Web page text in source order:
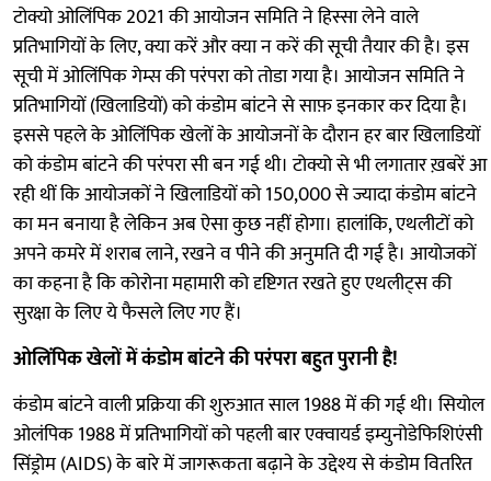
टोक्यो ओलिंपिक 2021 की आयोजन समिति ने हिस्सा लेने वाले
प्रतिभागियों के लिए, क्या करें और क्या न करें की सूची तैयार की है। इस
सूची में ओलिंपिक गेम्स की परंपरा को तोडा गया है। आयोजन समिति ने
प्रतिभागियों (खिलाडियों) को कंडोम बांटने से साफ़ इनकार कर दिया है।
इससे पहले के ओलिंपिक खेलों के आयोजनों के दौरान हर बार खिलाडियों
को कंडोम बांटने की परंपरा सी बन गई थी। टोक्यो से भी लगातार ख़बरें आ
रही थीं कि आयोजकों ने खिलाडियों को 150,000 से ज्यादा कंडोम बांटने
का मन बनाया है लेकिन अब ऐसा कुछ नहीं होगा। हालांकि, एथलीटों को
अपने कमरे में शराब लाने, रखने व पीने की अनुमति दी गई है। आयोजकों
का कहना है कि कोरोना महामारी को दृष्टिगत रखते हुए एथलीट्स की
सुरक्षा के लिए ये फैसले लिए गए हैं।
ओलिंपिक खेलों में कंडोम बांटने की परंपरा बहुत पुरानी है!
कंडोम बांटने वाली प्रक्रिया की शुरुआत साल 1988 में की गई थी। सियोल
ओलंपिक 1988 में प्रतिभागियों को पहली बार एक्वायर्ड इम्युनोडेफिशिएंसी
सिंड्रोम (AIDS) के बारे में जागरूकता बढ़ाने के उद्देश्य से कंडोम वितरित